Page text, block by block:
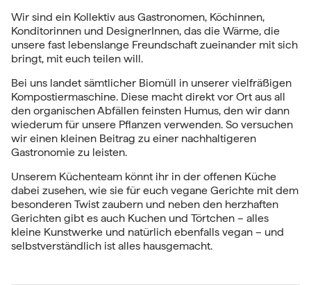
Wir sind ein Kollektiv aus Gastronomen, Köchinnen,
Konditorinnen und DesignerInnen, das die Wärme, die
unsere fast lebenslange Freundschaft zueinander mit sich
bringt, mit euch teilen will.
Bei uns landet sämtlicher Biomüll in unserer vielfräßigen
Kompostiermaschine. Diese macht direkt vor Ort aus all
den organischen Abfällen feinsten Humus, den wir dann
wiederum für unsere Pflanzen verwenden. So versuchen
wir einen kleinen Beitrag zu einer nachhaltigeren
Gastronomie zu leisten.
Unserem Küchenteam könnt ihr in der offenen Küche
dabei zusehen, wie sie für euch vegane Gerichte mit dem
besonderen Twist zaubern und neben den herzhaften
Gerichten gibt es auch Kuchen und Törtchen – alles
kleine Kunstwerke und natürlich ebenfalls vegan – und
selbstverständlich ist alles hausgemacht.